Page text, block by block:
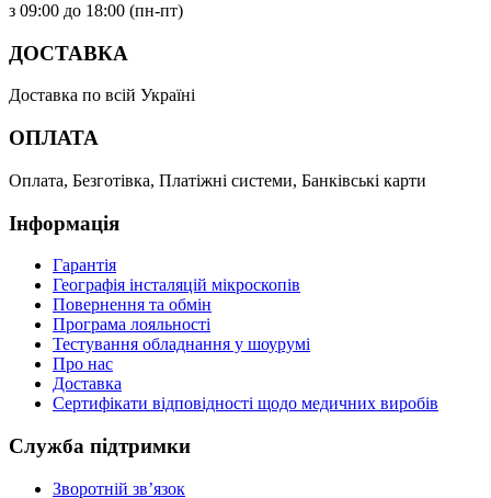
з 09:00 до 18:00 (пн-пт)
ДОСТАВКА
Доставка по всій Україні
ОПЛАТА
Оплата, Безготівка, Платіжні системи, Банківські карти
Інформація
Гарантія
Географія інсталяцій мікроскопів
Повернення та обмін
Програма лояльності
Тестування обладнання у шоурумі
Про нас
Доставка
Сертифікати відповідності щодо медичних виробів
Служба підтримки
Зворотній зв’язок